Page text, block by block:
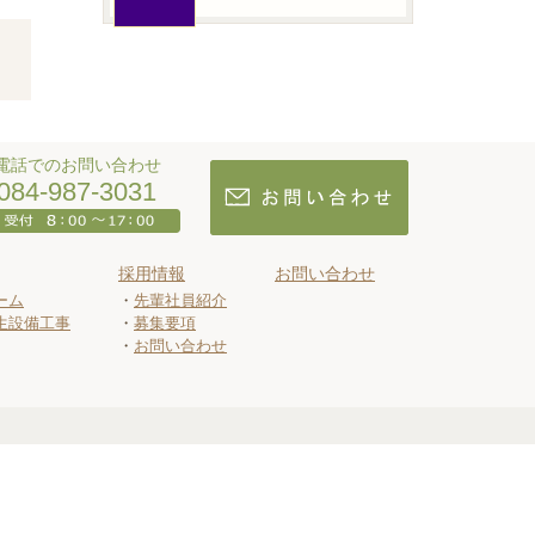
話でのお問い合わせ
987-3031
ム
設備工事
採用情報
先輩社員紹介
募集要項
お問い合わせ
お問い合わせ